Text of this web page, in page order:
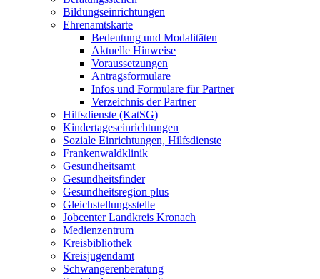
Bildungseinrichtungen
Ehrenamtskarte
Bedeutung und Modalitäten
Aktuelle Hinweise
Voraussetzungen
Antragsformulare
Infos und Formulare für Partner
Verzeichnis der Partner
Hilfsdienste (KatSG)
Kindertageseinrichtungen
Soziale Einrichtungen, Hilfsdienste
Frankenwaldklinik
Gesundheitsamt
Gesundheitsfinder
Gesundheitsregion plus
Gleichstellungsstelle
Jobcenter Landkreis Kronach
Medienzentrum
Kreisbibliothek
Kreisjugendamt
Schwangerenberatung